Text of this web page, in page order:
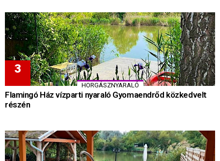
HORGÁSZNYARALÓ
Flamingó Ház vízparti nyaraló Gyomaendrőd közkedvelt
részén